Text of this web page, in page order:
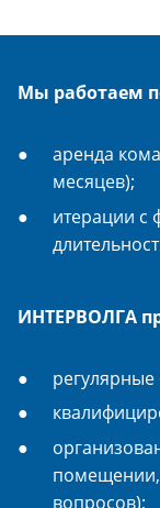
Мы работаем
аренда
месяцев);
итерации с
ИНТЕРВОЛГА
вопросов);